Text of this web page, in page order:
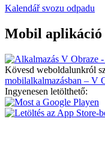
Kalendář svozu odpadu
Mobil aplikáció
Kövesd weboldalunkról
mobilalkalmazásban – V
Ingyenesen letölthető: